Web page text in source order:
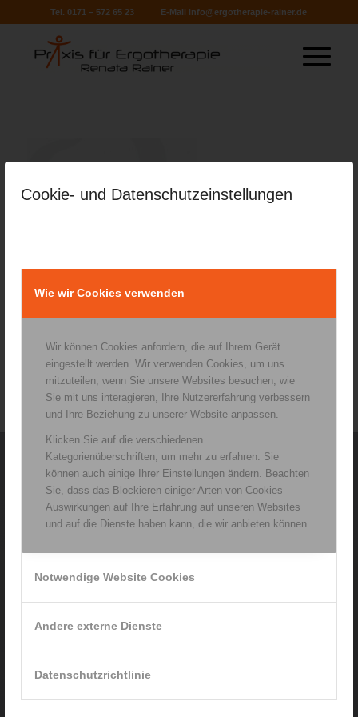
Cookie- und Datenschutzeinstellungen
Wie wir Cookies verwenden
Wir können Cookies anfordern, die auf Ihrem Gerät
eingestellt werden. Wir verwenden Cookies, um uns
mitzuteilen, wenn Sie unsere Websites besuchen, wie
Sie mit uns interagieren, Ihre Nutzererfahrung verbessern
und Ihre Beziehung zu unserer Website anpassen.
Klicken Sie auf die verschiedenen
Kategorienüberschriften, um mehr zu erfahren. Sie
können auch einige Ihrer Einstellungen ändern. Beachten
Sie, dass das Blockieren einiger Arten von Cookies
Auswirkungen auf Ihre Erfahrung auf unseren Websites
und auf die Dienste haben kann, die wir anbieten können.
Notwendige Website Cookies
Andere externe Dienste
Datenschutzrichtlinie
Tel. 0171 – 572 65 23 E-Mail info@ergotherapie-rainer.de
Praxis für Ergotherapie
Renata Rainer
Michael-Fischer-Platz 3
Tel. 0171 / 572 65 23
info@ergotherapie-rainer.de
www.ergotherapie-rainer.de